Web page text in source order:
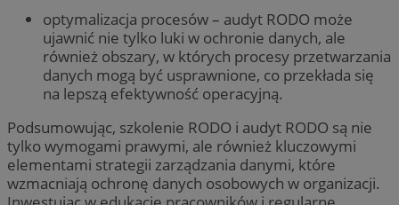
optymalizacja procesów – audyt RODO może
ujawnić nie tylko luki w ochronie danych, ale
również obszary, w których procesy przetwarzania
danych mogą być usprawnione, co przekłada się
na lepszą efektywność operacyjną.
Podsumowując, szkolenie RODO i audyt RODO są nie
tylko wymogami prawymi, ale również kluczowymi
elementami strategii zarządzania danymi, które
wzmacniają ochronę danych osobowych w organizacji.